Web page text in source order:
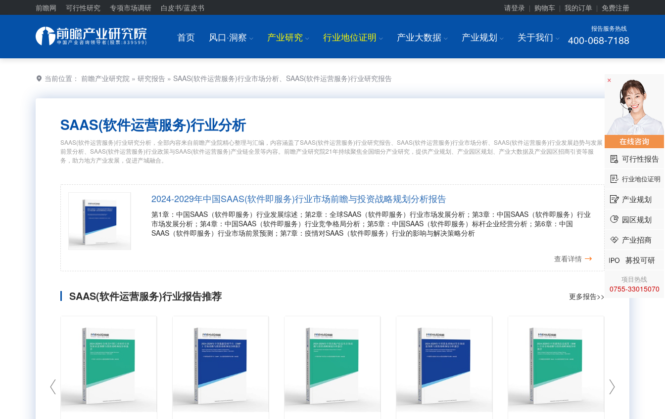
前瞻网 可行性研究 专项市场调研 白皮书/蓝皮书 请登录 购物车 我的订单 免费注册
报告服务热线
400-068-7188
首页 风口·洞察 I 产业研究 I 行业地位证明 I 产业大数据 I 产业规划 I 关于我们 I
当前位置： 前瞻产业研究院 » 研究报告 » SAAS(软件运营服务)行业市场分析、SAAS(软件运营服务)行业研究报告
SAAS(软件运营服务)行业分析
SAAS(软件运营服务)行业研究分析，全部内容来自前瞻产业院精心整理与汇编，内容涵盖了SAAS(软件运营服务)行业研究报告、SAAS(软件运营服务)行业市场分析、SAAS(软件运营服务)行业发展趋势与发展
前景分析、SAAS(软件运营服务)行业政策与SAAS(软件运营服务)产业链全景等内容。前瞻产业研究院21年持续聚焦全国细分产业研究，提供产业规划、产业园区规划、产业大数据及产业园区招商引资等服
务，助力地方产业发展，促进产城融合。
2024-2029年中国SAAS(软件即服务)行业市场前瞻与投资战略规划分析报告
第1章：中国SAAS（软件即服务）行业发展综述；第2章：全球SAAS（软件即服务）行业市场发展分析；第3章：中国SAAS（软件即服务）行业
市场发展分析；第4章：中国SAAS（软件即服务）行业竞争格局分析；第5章：中国SAAS（软件即服务）标杆企业经营分析；第6章：中国
SAAS（软件即服务）行业市场前景预测；第7章：疫情对SAAS（软件即服务）行业的影响与解决策略分析
查看详情
SAAS(软件运营服务)行业报告推荐 更多报告>>
×
可行性报告
行业地位证明
产业规划
园区规划
产业招商
募投可研
项目热线
0755-33015070